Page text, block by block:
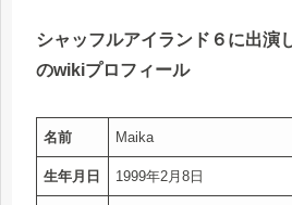
シャッフルアイランド６に出演
のwikiプロフィール
名前 Maika
生年月日 1999年2月8日